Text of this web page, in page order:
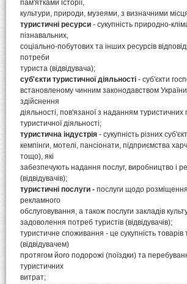
пам'ятками історії,
культури, природи, музеями, з визначними
туристичні ресурси - сукупність природно-
пізнавальних,
соціально-побутових та інших ресурсів
потреби
туриста (відвідувача);
суб'єкти туристичної діяльності - суб'єкти
встановленому чинним законодавством
здійснення
діяльності, пов'язаної з наданням
туристичної діяльності;
туристична індустрія - сукупність різних
кемпінги, мотелі, пансіонати, підприємства
тощо), які
забезпечують надання послуг, виробництво і
(відвідувачів);
туристичні послуги - послуги щодо
рекламного
обслуговування, а також послуги закладів
задоволення потреб туристів (відвідувачів);
туристичне споживання - це сукупність
(відвідувачем)
протягом його подорожі (поїздки) та
туристичних
витрат;